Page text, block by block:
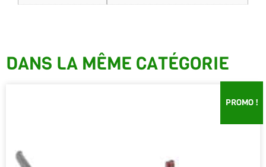
DANS LA MÊME CATÉGORIE
PROMO !